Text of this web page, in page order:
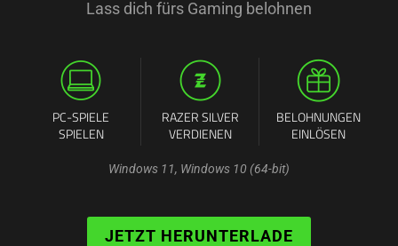
Lass dich fürs Gaming belohnen
PC-SPIELE
SPIELEN
RAZER SILVER
VERDIENEN
BELOHNUNGEN
EINLÖSEN
Windows 11, Windows 10 (64-bit)
JETZT HERUNTERLADE